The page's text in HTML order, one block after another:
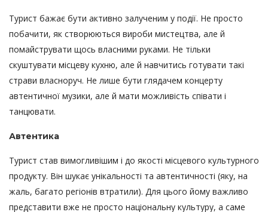
Турист бажає бути активно залученим у події. Не просто
побачити, як створюються вироби мистецтва, але й
помайструвати щось власними руками. Не тільки
скуштувати місцеву кухню, але й навчитись готувати такі
страви власноруч. Не лише бути глядачем концерту
автентичної музики, але й мати можливість співати і
танцювати.
Автентика
Турист став вимогливішим і до якості місцевого культурного
продукту. Він шукає унікальності та автентичності (яку, на
жаль, багато регіонів втратили). Для цього йому важливо
представити вже не просто національну культуру, а саме